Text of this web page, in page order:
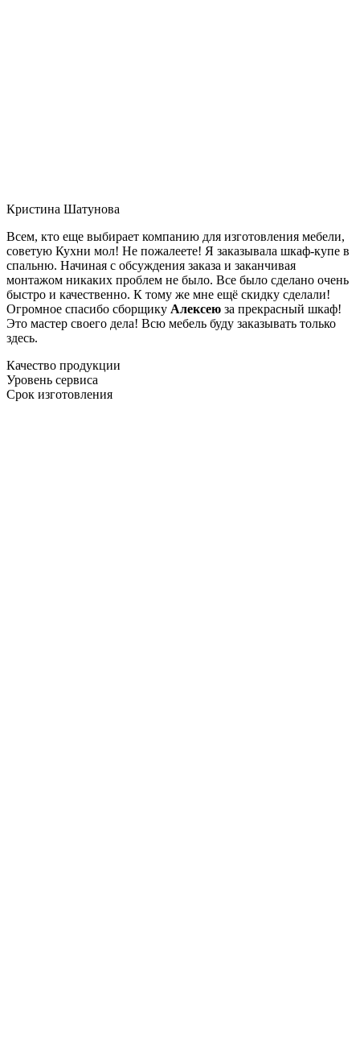
Кристина Шатунова
Всем, кто еще выбирает компанию для изготовления мебели,
советую Кухни мол! Не пожалеете! Я заказывала шкаф-купе в
спальню. Начиная с обсуждения заказа и заканчивая
монтажом никаких проблем не было. Все было сделано очень
быстро и качественно. К тому же мне ещё скидку сделали!
Огромное спасибо сборщику Алексею за прекрасный шкаф!
Это мастер своего дела! Всю мебель буду заказывать только
здесь.
Качество продукции
Уровень сервиса
Срок изготовления